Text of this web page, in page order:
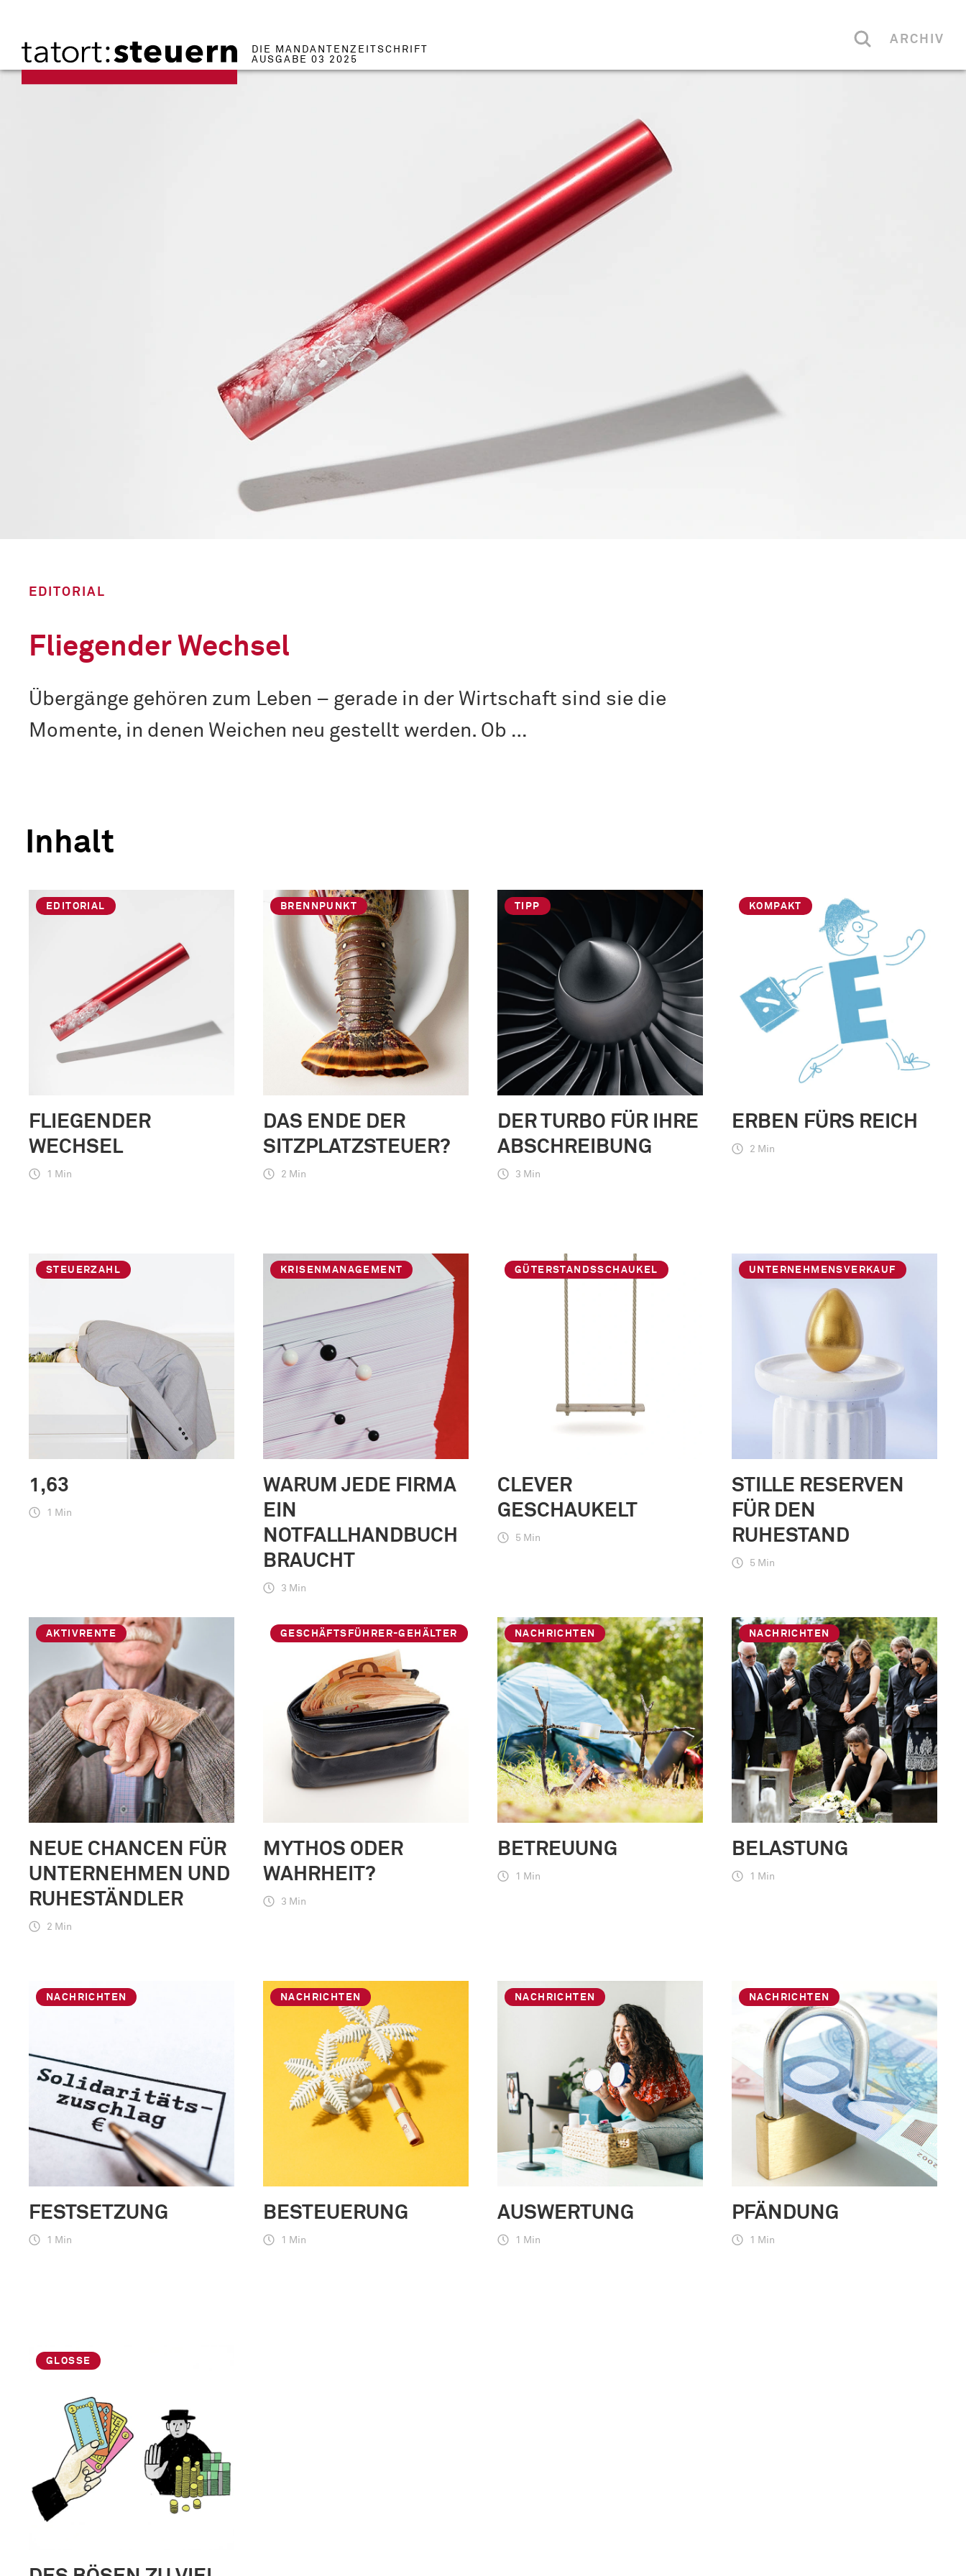
DIE MANDANTENZEITSCHRIFT
AUSGABE 03 2025
ARCHIV
EDITORIAL
Fliegender Wechsel
Übergänge gehören zum Leben – gerade in der Wirtschaft sind sie die
Momente, in denen Weichen neu gestellt werden. Ob …
Inhalt
EDITORIAL
FLIEGENDER
WECHSEL
1 Min
BRENNPUNKT
DAS ENDE DER
SITZPLATZSTEUER?
2 Min
TIPP
DER TURBO FÜR IHRE
ABSCHREIBUNG
3 Min
KOMPAKT
ERBEN FÜRS REICH
2 Min
STEUERZAHL
1,63
1 Min
KRISENMANAGEMENT
WARUM JEDE FIRMA
EIN
NOTFALLHANDBUCH
BRAUCHT
3 Min
GÜTERSTANDSSCHAUKEL
CLEVER
GESCHAUKELT
5 Min
UNTERNEHMENSVERKAUF
STILLE RESERVEN
FÜR DEN
RUHESTAND
5 Min
AKTIVRENTE
NEUE CHANCEN FÜR
UNTERNEHMEN UND
RUHESTÄNDLER
2 Min
GESCHÄFTSFÜHRER-GEHÄLTER
MYTHOS ODER
WAHRHEIT?
3 Min
NACHRICHTEN
BETREUUNG
1 Min
NACHRICHTEN
BELASTUNG
1 Min
NACHRICHTEN
FESTSETZUNG
1 Min
NACHRICHTEN
BESTEUERUNG
1 Min
NACHRICHTEN
AUSWERTUNG
1 Min
NACHRICHTEN
PFÄNDUNG
1 Min
GLOSSE